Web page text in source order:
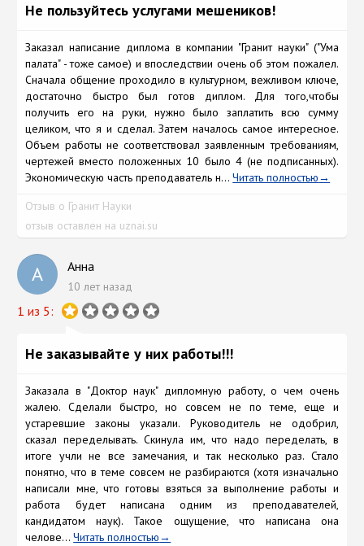
Не пользуйтесь услугами мешеников!
Заказал написание диплома в компании "Гранит науки" ("Ума
палата" - тоже самое) и впоследствии очень об этом пожалел.
Сначала общение проходило в культурном, вежливом ключе,
достаточно быстро был готов диплом. Для того,чтобы
получить его на руки, нужно было заплатить всю сумму
целиком, что я и сделал. Затем началось самое интересное.
Объем работы не соответствовал заявленным требованиям,
чертежей вместо положенных 10 было 4 (не подписанных).
Экономическую часть преподаватель н...Читать полностью
Отзыв о Гранит Науки
отзыв оставлен на uznai.su
А Анна
10 лет назад
1 из 5:
Не заказывайте у них работы!!!
Заказала в "Доктор наук" дипломную работу, о чем очень
жалею. Сделали быстро, но совсем не по теме, еще и
устаревшие законы указали. Руководитель не одобрил,
сказал переделывать. Скинула им, что надо переделать, в
итоге учли не все замечания, и так несколько раз. Стало
понятно, что в теме совсем не разбираются (хотя изначально
написали мне, что готовы взяться за выполнение работы и
работа будет написана одним из преподавателей,
кандидатом наук). Такое ощущение, что написана она
челове...Читать полностью